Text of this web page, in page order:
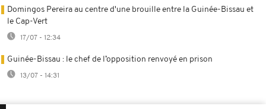
Domingos Pereira au centre d'une brouille entre la Guinée-Bissau et
le Cap-Vert
17/07 - 12:34
Guinée-Bissau : le chef de l’opposition renvoyé en prison
13/07 - 14:31